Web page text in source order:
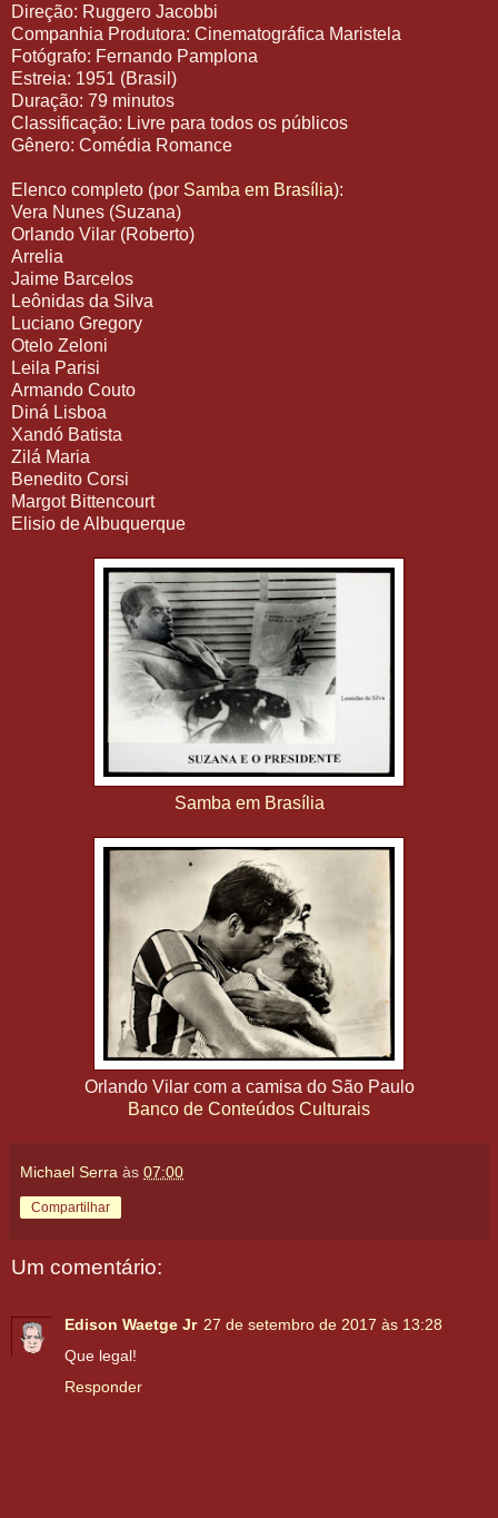
Direção: Ruggero Jacobbi
Companhia Produtora: Cinematográfica Maristela
Fotógrafo: Fernando Pamplona
Estreia: 1951 (Brasil)
Duração: 79 minutos
Classificação: Livre para todos os públicos
Gênero: Comédia Romance
Elenco completo (por Samba em Brasília):
Vera Nunes (Suzana)
Orlando Vilar (Roberto)
Arrelia
Jaime Barcelos
Leônidas da Silva
Luciano Gregory
Otelo Zeloni
Leila Parisi
Armando Couto
Diná Lisboa
Xandó Batista
Zilá Maria
Benedito Corsi
Margot Bittencourt
Elisio de Albuquerque
Samba em Brasília
Orlando Vilar com a camisa do São Paulo
Banco de Conteúdos Culturais
Michael Serra às 07:00
Compartilhar
Um comentário:
Edison Waetge Jr 27 de setembro de 2017 às 13:28
Que legal!
Responder